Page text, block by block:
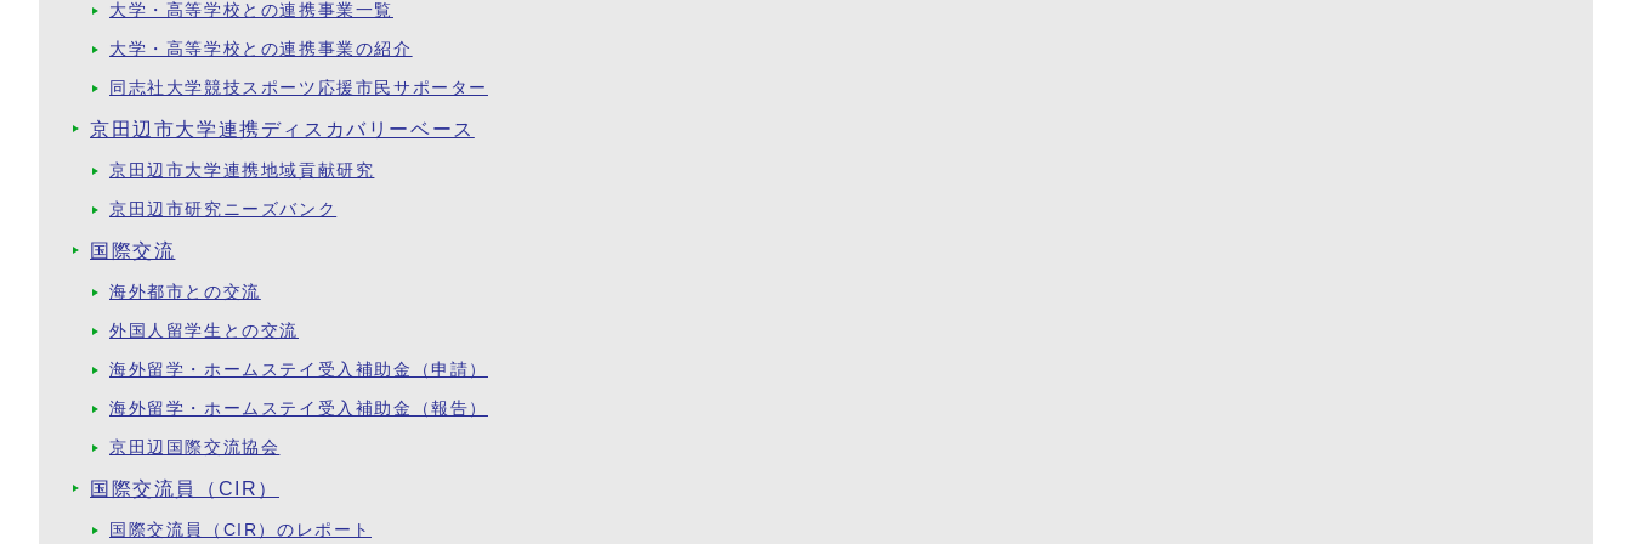
大学・高等学校との連携事業一覧
大学・高等学校との連携事業の紹介
同志社大学競技スポーツ応援市民サポーター
京田辺市大学連携ディスカバリーベース
京田辺市大学連携地域貢献研究
京田辺市研究ニーズバンク
国際交流
海外都市との交流
外国人留学生との交流
海外留学・ホームステイ受入補助金（申請）
海外留学・ホームステイ受入補助金（報告）
京田辺国際交流協会
国際交流員（CIR）
国際交流員（CIR）のレポート